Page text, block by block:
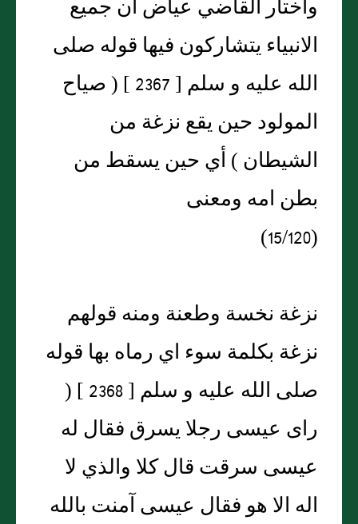
واختار القاضي عياض ان جميع
الانبياء يتشاركون فيها قوله صلى
الله عليه و سلم [ 2367 ] ( صياح
المولود حين يقع نزغة من
الشيطان ) أي حين يسقط من
بطن امه ومعنى
(15/120)
نزغة نخسة وطعنة ومنه قولهم
نزغة بكلمة سوء اي رماه بها قوله
صلى الله عليه و سلم [ 2368 ] (
راى عيسى رجلا يسرق فقال له
عيسى سرقت قال كلا والذي لا
اله الا هو فقال عيسى آمنت بالله